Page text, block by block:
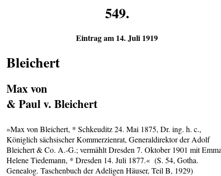
549.
Eintrag am 14. Juli 1919
Bleichert
Max von
& Paul v. Bleichert
»Max von Bleichert, * Schkeuditz 24. Mai 1875, Dr. ing. h. c.,
Königlich sächsischer Kommerzienrat, Generaldirektor der Adolf
Bleichert & Co. A.-G.; vermählt Dresden 7. Oktober 1901 mit
Helene Tiedemann, * Dresden 14. Juli 1877.« (S. 54, Gotha.
Genealog. Taschenbuch der Adeligen Häuser, Teil B, 1929)